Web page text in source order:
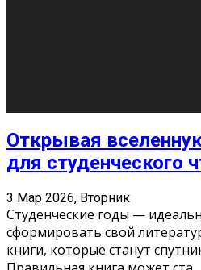
Как бороться со
11 Фев 2026, Среда
Стресс – нормальная реакция
факторов, воздействующих
больше, чем ресурсов. Есть
стрессовым состояни ...